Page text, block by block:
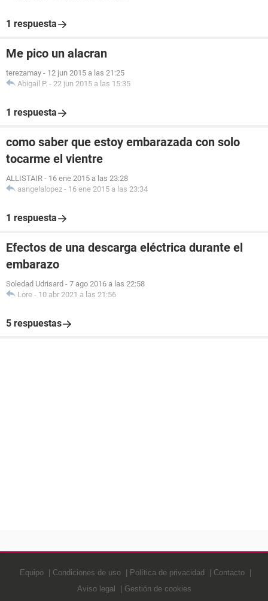
1 respuesta
Me pico un alacran
terezamay - 12 jun 2015 a las 21:25
Abigail P. - 22 jun 2015 a las 15:35
1 respuesta
como saber que estoy embarazada con solo
tocarme el vientre
ALLISTAIR - 16 ene 2015 a las 23:28
aangelalopez - 16 ene 2015 a las 23:34
1 respuesta
Efectos de una descarga eléctrica durante el
embarazo
Soledad Udrisard - 7 ago 2016 a las 22:58
Lore - 10 abr 2021 a las 21:56
5 respuestas
Equipo Condiciones de uso Política de privacidad
Contacto
Aviso legal
Gestión de cookies